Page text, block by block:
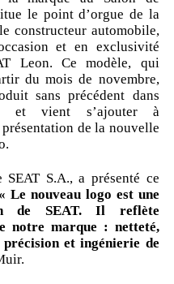
le point d’orgue de la
constructeur automobile,
et en exclusivité
Leon. Ce modèle, qui
du mois de novembre,
sans précédent dans
et vient s’ajouter à
de la nouvelle
S.A., a présenté ce
« Le nouveau logo est une
de SEAT. Il reflète
notre marque : netteté,
et ingénierie de